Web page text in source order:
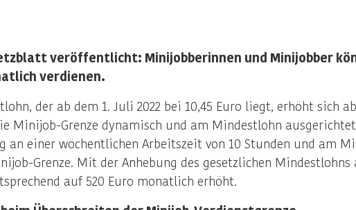
veröffentlicht: Minijobberinnen und Minijobber
verdienen.
der ab dem 1. Juli 2022 bei 10,45 Euro liegt, erhöht sich
Minijob-Grenze dynamisch und am Mindestlohn
an einer wöchentlichen Arbeitszeit von 10 Stunden und am
Grenze. Mit der Anhebung des gesetzlichen
auf 520 Euro monatlich erhöht.